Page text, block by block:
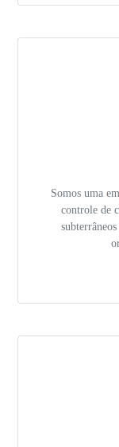
Somos uma
controle de